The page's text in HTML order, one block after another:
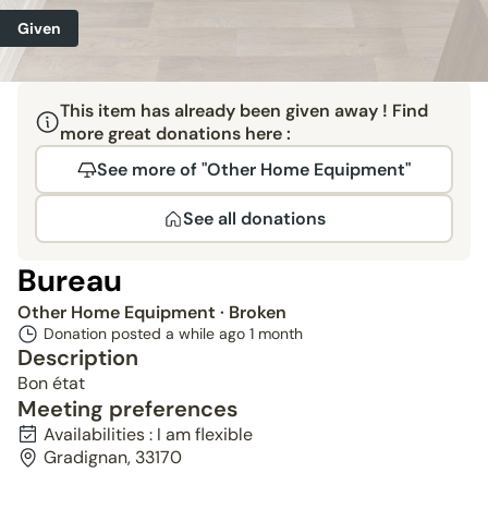
Given
This item has already been given away ! Find
more great donations here :
See more of "Other Home Equipment"
See all donations
Bureau
Other Home Equipment · Broken
Donation posted a while ago 1 month
Description
Bon état
Meeting preferences
Availabilities : I am flexible
Gradignan, 33170